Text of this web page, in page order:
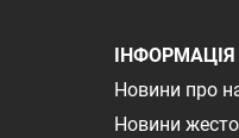
ІНФОРМАЦІЯ
Новини про
Новини